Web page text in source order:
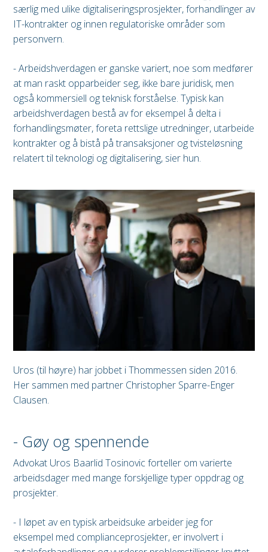
særlig med ulike digitaliseringsprosjekter, forhandlinger av
IT-kontrakter og innen regulatoriske områder som
personvern.
- Arbeidshverdagen er ganske variert, noe som medfører
at man raskt opparbeider seg, ikke bare juridisk, men
også kommersiell og teknisk forståelse. Typisk kan
arbeidshverdagen bestå av for eksempel å delta i
forhandlingsmøter, foreta rettslige utredninger, utarbeide
kontrakter og å bistå på transaksjoner og tvisteløsning
relatert til teknologi og digitalisering, sier hun.
Uros (til høyre) har jobbet i Thommessen siden 2016.
Her sammen med partner Christopher Sparre-Enger
Clausen.
- Gøy og spennende
Advokat Uros Baarlid Tosinovic forteller om varierte
arbeidsdager med mange forskjellige typer oppdrag og
prosjekter.
- I løpet av en typisk arbeidsuke arbeider jeg for
eksempel med complianceprosjekter, er involvert i